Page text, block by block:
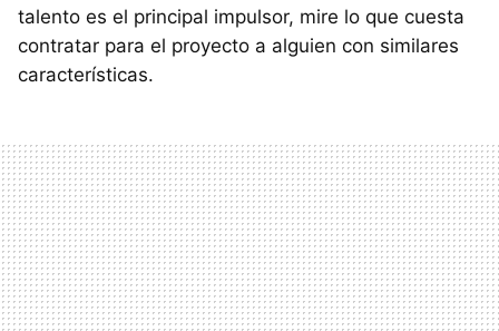
talento es el principal impulsor, mire lo que cuesta
contratar para el proyecto a alguien con similares
características.